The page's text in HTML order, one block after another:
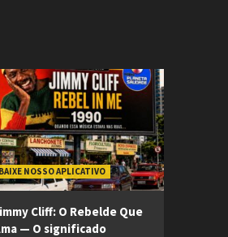
BAIXE NOSSO APLICATIVO
Cliff: O Rebelde Que
— O significado